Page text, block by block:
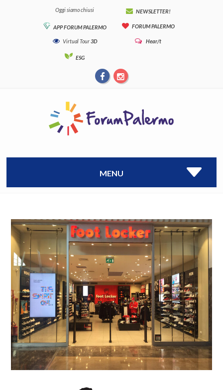
Oggi siamo chiusi NEWSLETTER!
APP FORUM PALERMO FORUM PALERMO
Virtual Tour3D Hear/t
ESG
MENU